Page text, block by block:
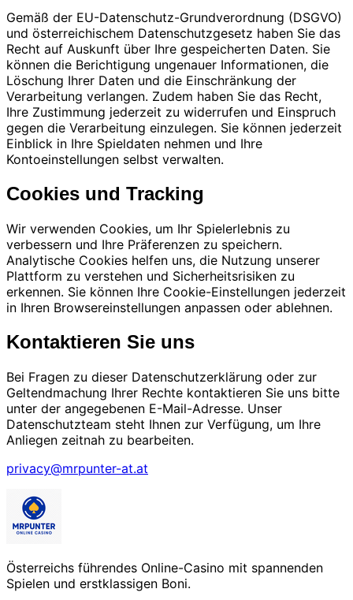
Gemäß der EU-Datenschutz-Grundverordnung (DSGVO)
und österreichischem Datenschutzgesetz haben Sie das
Recht auf Auskunft über Ihre gespeicherten Daten. Sie
können die Berichtigung ungenauer Informationen, die
Löschung Ihrer Daten und die Einschränkung der
Verarbeitung verlangen. Zudem haben Sie das Recht,
Ihre Zustimmung jederzeit zu widerrufen und Einspruch
gegen die Verarbeitung einzulegen. Sie können jederzeit
Einblick in Ihre Spieldaten nehmen und Ihre
Kontoeinstellungen selbst verwalten.
Cookies und Tracking
Wir verwenden Cookies, um Ihr Spielerlebnis zu
verbessern und Ihre Präferenzen zu speichern.
Analytische Cookies helfen uns, die Nutzung unserer
Plattform zu verstehen und Sicherheitsrisiken zu
erkennen. Sie können Ihre Cookie-Einstellungen jederzeit
in Ihren Browsereinstellungen anpassen oder ablehnen.
Kontaktieren Sie uns
Bei Fragen zu dieser Datenschutzerklärung oder zur
Geltendmachung Ihrer Rechte kontaktieren Sie uns bitte
unter der angegebenen E-Mail-Adresse. Unser
Datenschutzteam steht Ihnen zur Verfügung, um Ihre
Anliegen zeitnah zu bearbeiten.
privacy@mrpunter-at.at
Österreichs führendes Online-Casino mit spannenden
Spielen und erstklassigen Boni.